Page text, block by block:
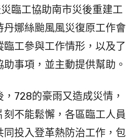
臨工協助南市災後重建工
丹娜絲颱風風災復原工作會
工參與工作情形，以及了
事項，並主動提供幫助。
728的豪雨又造成災情，
刻不能鬆懈，各區臨工人員
同投入登革熱防治工作，包